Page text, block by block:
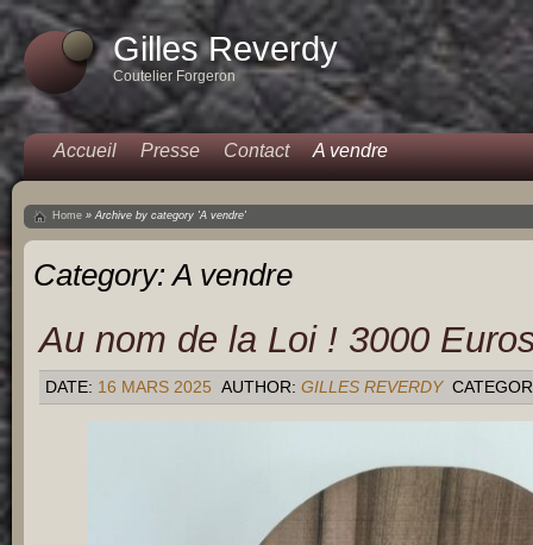
Gilles Reverdy
Coutelier Forgeron
Accueil Presse Contact A vendre
Home »Archive by category 'A vendre'
Category:A vendre
Au nom de la Loi ! 3000
DATE: 16 MARS 2025 AUTHOR: GILLES REVERDY